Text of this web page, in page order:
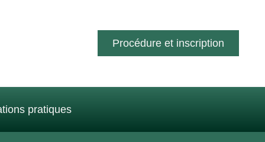
Procédure et inscription
pratiques